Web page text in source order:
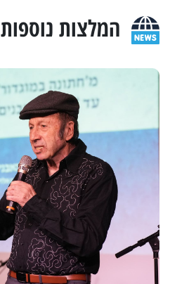
המלצות נוספות